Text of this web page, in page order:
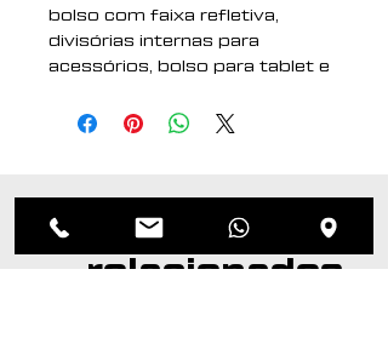
bolso com faixa refletiva,
divisórias internas para
acessórios, bolso para tablet e
nas costas, bolso externo na
mochila possuem bolsos
integrados para suporte de
óculos e cartões.
Produtos
relacionados